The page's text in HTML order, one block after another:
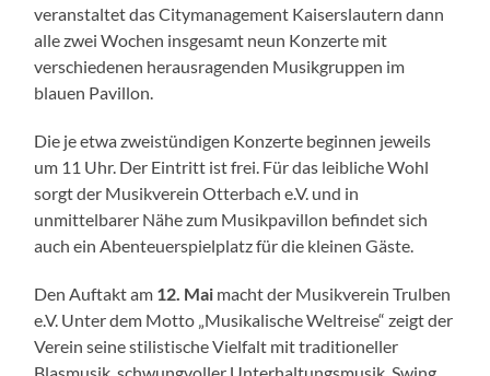
veranstaltet das Citymanagement Kaiserslautern dann
alle zwei Wochen insgesamt neun Konzerte mit
verschiedenen herausragenden Musikgruppen im
blauen Pavillon.
Die je etwa zweistündigen Konzerte beginnen jeweils
um 11 Uhr. Der Eintritt ist frei. Für das leibliche Wohl
sorgt der Musikverein Otterbach e.V. und in
unmittelbarer Nähe zum Musikpavillon befindet sich
auch ein Abenteuerspielplatz für die kleinen Gäste.
Den Auftakt am 12. Mai macht der Musikverein Trulben
e.V. Unter dem Motto „Musikalische Weltreise“ zeigt der
Verein seine stilistische Vielfalt mit traditioneller